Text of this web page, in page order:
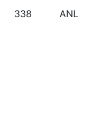
338 ANL